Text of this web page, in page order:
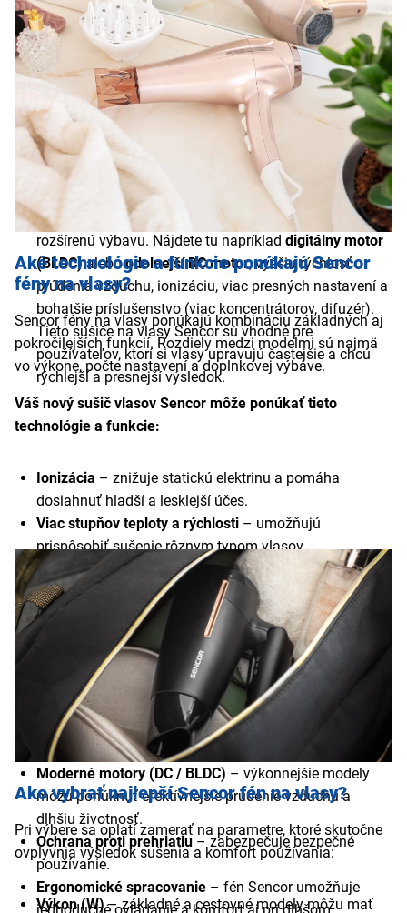
1 800–2 200 W , ktoré okrem klasického sušenia
ponúkajú aj ionizačnú funkciuna zníženie
krepovatenia a hladší výsledok. Často disponujú 2–3
stupňami nastavenia a funkciou studeného vzduchu.
Cestovné fény Sencor– kompaktné modely s
výkonom okolo
, so skladacou
rukoväťou
a nízkou hmotnosťou. Ideálne na cestovanie
alebo ako doplnkový fén do domácnosti.
Profesionálne Sencor sušiče vlasov– vybrané modely
ponúkajú vyšší výkon, kvalitnejšie spracovanie a
rozšírenú výbavu. Nájdete tu napríklad digitálny motor
(BLDC)aleboodolnejší DC motor, vyššiu rýchlosť
prúdenia vzduchu, ionizáciu, viac presných nastavení a
bohatšie príslušenstvo (viac koncentrátorov, difuzér).
Tieto sušiče na vlasy Sencor sú vhodné pre
používateľov, ktorí si vlasy upravujú častejšie a chcú
rýchlejší a presnejší výsledok.
Aké technológie a funkcie ponúkajú Sencor
fény na vlasy?
Sencor fény na vlasy ponúkajú kombináciu základných aj
pokročilejších funkcií. Rozdiely medzi modelmi sú najmä
vo výkone, počte nastavení a doplnkovej výbave.
Váš nový sušič vlasov Sencor môže ponúkať tieto
technológie a funkcie:
Ionizácia – znižuje statickú elektrinu a pomáha
dosiahnuť hladší a lesklejší účes.
Viac stupňov teploty a rýchlosti – umožňujú
prispôsobiť sušenie rôznym typom vlasov.
Cool Shot / studený vzduch
– slúži na fixáciu účesu po
jeho úprave.
Výkon až do 2 200 W
– výkonnejšie Sencor fény na
vlasy zabezpečia rýchlejšie sušenie aj pri hustých
Koncentrátor
– presne smeruje prúd vzduchu pre
uhladený styling.
Difuzér– vhodný na objem a prirodzené vlny (pri
vybraných modeloch).
Moderné motory (DC / BLDC) – výkonnejšie modely
môžu ponúknuť efektívnejšie prúdenie vzduchu a
dlhšiu životnosť.
Ochrana proti prehriatiu – zabezpečuje bezpečné
používanie.
Ergonomické spracovanie – fén Sencor umožňuje
Ako vybrať najlepší Sencor fén na vlasy?
Pri výbere sa oplatí zamerať na parametre, ktoré skutočne
ovplyvnia výsledok sušenia a komfort používania:
Výkon (W)– základné a cestovné modely môžu mať